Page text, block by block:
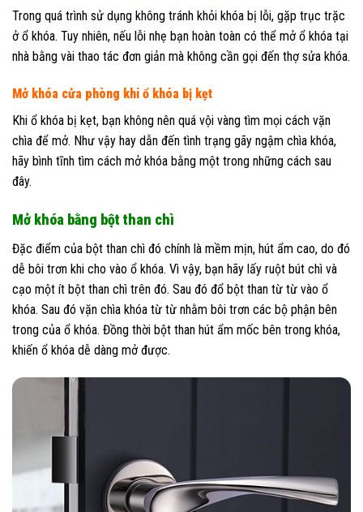
Trong quá trình sử dụng không tránh khỏi khóa bị lỗi, gặp trục trặc
ở ổ khóa. Tuy nhiên, nếu lỗi nhẹ bạn hoàn toàn có thể mở ổ khóa tại
nhà bằng vài thao tác đơn giản mà không cần gọi đến thợ sửa khóa.
Mở khóa cửa phòng khi ổ khóa bị kẹt
Khi ổ khóa bị kẹt, bạn không nên quá vội vàng tìm mọi cách vặn
chìa để mở. Như vậy hay dẫn đến tình trạng gãy ngậm chìa khóa,
hãy bình tĩnh tìm cách mở khóa bằng một trong những cách sau
đây.
Mở khóa bằng bột than chì
Đặc điểm của bột than chì đó chính là mềm mịn, hút ẩm cao, do đó
dễ bôi trơn khi cho vào ổ khóa. Vì vậy, bạn hãy lấy ruột bút chì và
cạo một ít bột than chì trên đó. Sau đó đổ bột than từ từ vào ổ
khóa. Sau đó vặn chìa khóa từ từ nhằm bôi trơn các bộ phận bên
trong của ổ khóa. Đồng thời bột than hút ẩm mốc bên trong khóa,
khiến ổ khóa dễ dàng mở được.